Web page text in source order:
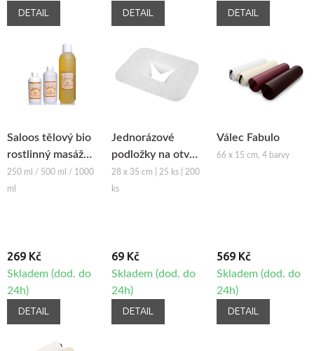
DETAIL DETAIL DETAIL
Saloos tělový bio
rostlinný masážní
olej NEUTRÁLNÍ
250 ml / 500 ml / 1000
ml
269 Kč
Skladem (dod. do
24h)
DETAIL
Jednorázové
podložky na otvor
obličeje z netkané
textilie Fabulo
28 x 35 cm | 25 ks | 200
ks
69 Kč
Skladem (dod. do
24h)
DETAIL
Válec Fabulo
66 x 15 cm, 4 barvy
569 Kč
Skladem (dod. do
24h)
DETAIL